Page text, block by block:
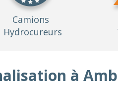
Camions
Hydrocureurs
à